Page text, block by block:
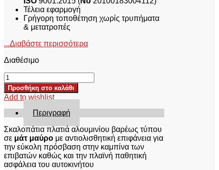
Τέλεια εφαρμογή
Γρήγορη τοποθέτηση χωρίς τρυπήματα
& μετατροπές
...Διαβάστε περισσότερα
Διαθέσιμο
ΣΚΑΛΟΠΑΤΙΑ
SKA
241BL
HYUNDAI
TUCSON
2015-
2020
ποσότητα
Προσθήκη στο καλάθι
Add to wishlist
Περιγραφή
Σκαλοπάτια πλατιά αλουμινίου βαρέως τύπου
σε μάτ μαύρο με αντιολισθητική επιφάνεια για
την εύκολη πρόσβαση στην καμπίνα των
επιβατών καθώς και την πλαϊνή παθητική
ασφάλεια του αυτοκινήτου